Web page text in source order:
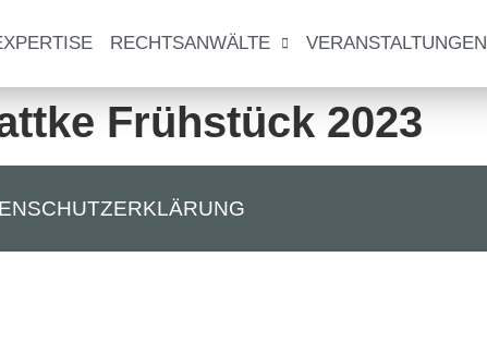
RECHTSANWÄLTE VERANSTALTUNGEN
Frühstück 2023